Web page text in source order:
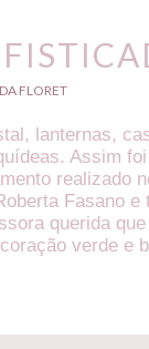
FLORET
lanternas,
Assim
realizado
Fasano e
querida
verde e